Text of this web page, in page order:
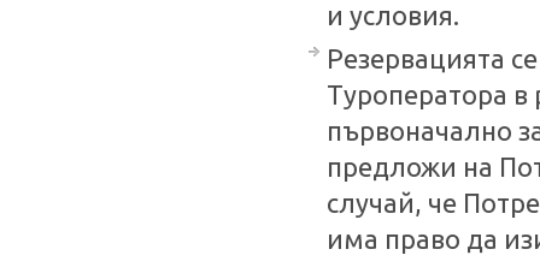
и условия.
Резервацията
Туроператора в
първоначално
предложи на
случай, че
има право да